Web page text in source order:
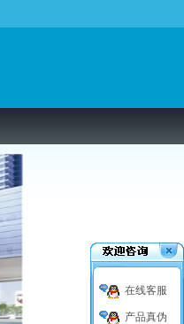
在线客服
产品真伪